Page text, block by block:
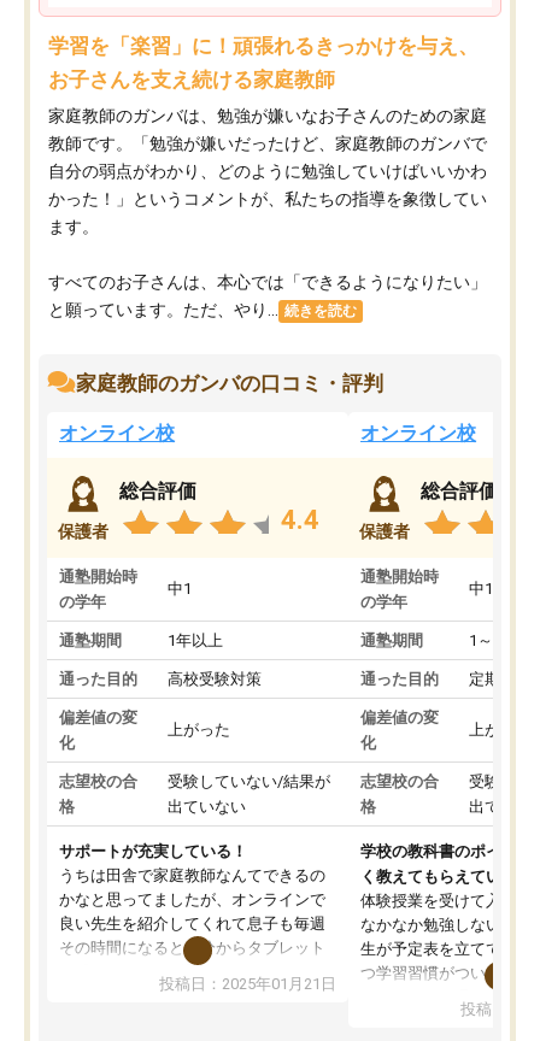
学習を「楽習」に！頑張れるきっかけを与え、
お子さんを支え続ける家庭教師
家庭教師のガンバは、勉強が嫌いなお子さんのための家庭
教師です。「勉強が嫌いだったけど、家庭教師のガンバで
自分の弱点がわかり、どのように勉強していけばいいかわ
かった！」というコメントが、私たちの指導を象徴してい
ます。
すべてのお子さんは、本心では「できるようになりたい」
と願っています。ただ、やり...
続きを読む
家庭教師のガンバの口コミ・評判
オンライン校
保護者
総合評価
4.4
通塾開始時
の学年
中1
通塾期間 1年以上
通った目的 高校受験対策
偏差値の変
化
上がった
志望校の合
格
受験していない/結果が
出ていない
サポートが充実している！
うちは田舎で家庭教師なんてできるの
かなと思ってましたが、オンラインで
良い先生を紹介してくれて息子も毎週
その時間になると自分からタブレット
を開いてzoomを繋げるようになりまし
た！5科目なんでもOKなのもとても気
投稿日：2025年01月21日
オンライン校
保護者
総合評価
通塾開始時
の学年
中1
通塾期間 1～3ヵ月
通った目的 定期テス
偏差値の変
化
上がった
志望校の合
格
受験して
出ていな
学校の教科書のポイント
く教えてもらえている
体験授業を受けて入塾し
なかなか勉強しない息子
生が予定表を立ててくれ
つ学習習慣がついてきま
指導が無い日も予定表
投稿日：